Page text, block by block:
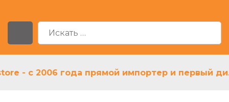
- с 2006 года прямой импортер и первый дилер